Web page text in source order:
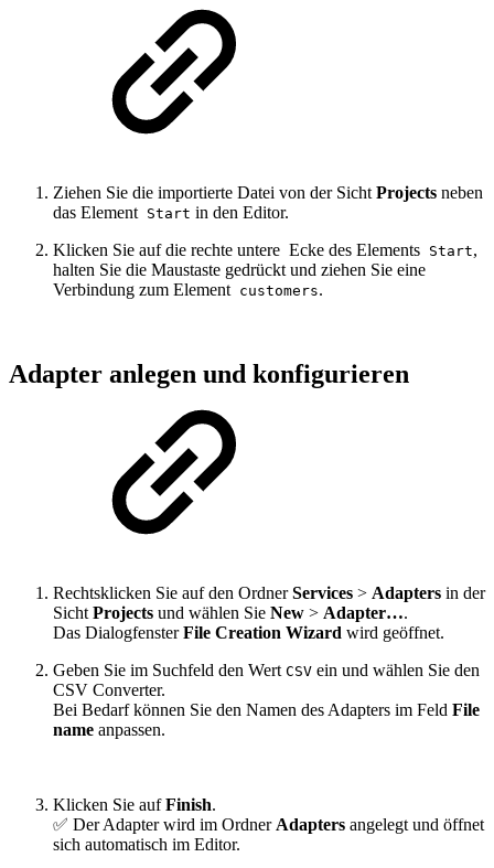
Ziehen Sie die importierte Datei von der Sicht Projects neben
das Element Start in den Editor.
Klicken Sie auf die rechte untere Ecke des Elements Start,
halten Sie die Maustaste gedrückt und ziehen Sie eine
Verbindung zum Element customers.
Adapter anlegen und konfigurieren
Rechtsklicken Sie auf den OrdnerServices > Adapters in der
Sicht Projects und wählen Sie New > Adapter….
Das DialogfensterFile Creation Wizard wird geöffnet.
Geben Sie im Suchfeld den Wert CSV ein und wählen Sie den
CSV Converter.
Bei Bedarf können Sie den Namen des Adapters im Feld File
name anpassen.
Klicken Sie aufFinish.
✅ Der Adapter wird im Ordner Adapters angelegt und öffnet
sich automatisch im Editor.